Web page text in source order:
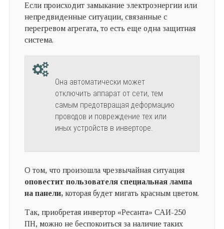
Если происходит замыкание электроэнергии или
непредвиденные ситуации, связанные с
перегревом агрегата, то есть еще одна защитная
система.
Она автоматически может
отключить аппарат от сети, тем
самым предотвращая деформацию
проводов и повреждение тех или
иных устройств в инверторе.
О том, что произошла чрезвычайная ситуация
оповестит пользователя специальная лампа
на панели,которая будет мигать красным цветом.
Так, приобретая инвертор «Ресанта» САИ-250
ПН, можно не беспокоиться за наличие таких